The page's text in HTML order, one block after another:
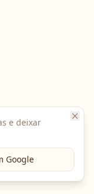
e deixar
Google